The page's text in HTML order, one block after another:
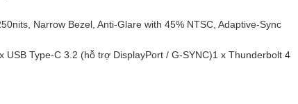
Narrow Bezel, Anti-Glare with 45% NTSC, Adaptive-Sync
Type-C 3.2 (hỗ trợ DisplayPort / G-SYNC)1 x Thunderbolt 4